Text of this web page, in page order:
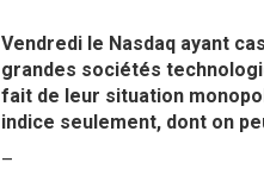
Vendredi le Nasdaq ayant
grandes sociétés
fait de leur situation
indice seulement, dont on
–